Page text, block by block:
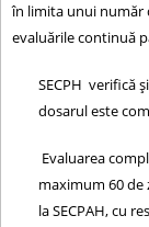
în limita unui număr
evaluările continuă
SECPH verifică
dosarul este
Evaluarea
maximum 60 de
la SECPAH, cu